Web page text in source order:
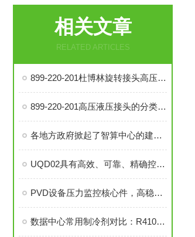
相关文章
RELATED ARTICLES
899-220-201杜博林旋转接头高压液压接头的安装、调试与维护技巧
899-220-201高压液压接头的分类和注意事项
各地方政府掀起了智算中心的建设热潮
UQD02具有高效、可靠、精确控制温度等优势
PVD设备压力监控核心件，高稳定性压力开关现货秒发
数据中心常用制冷剂对比：R410a VS R134a